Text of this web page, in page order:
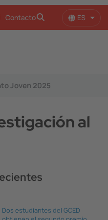
Contacto ES
Joven 2025
al
Dos estudiantes del GCED